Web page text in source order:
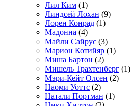
Лил Ким (1)
Линдсей Лохан (9)
Лорен Конрад (1)
Мадонна (4)
Майли Сайрус (3)
Марион Котийяр (1)
Миша Бартон (2)
Мишель Трахтенберг (1)
Мэри-Кейт Олсен (2)
Наоми Уоттс (2)
Натали Портман (1)